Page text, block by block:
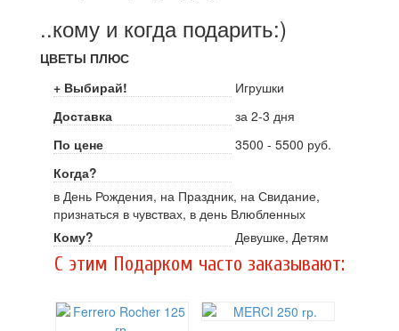
..кому и когда подарить:)
ЦВЕТЫ ПЛЮС
+ Выбирай!
Игрушки
Доставка
за 2-3 дня
По цене
3500 - 5500 руб.
Когда?
в День Рождения, на Праздник, на Свидание,
признаться в чувствах, в день Влюбленных
Кому?
Девушке, Детям
C этим Подарком часто заказывают: